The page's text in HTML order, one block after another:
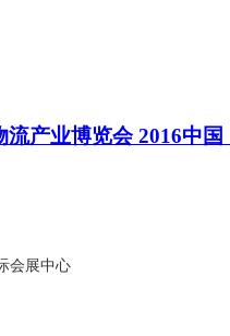
产业博览会 2016中
会展中心